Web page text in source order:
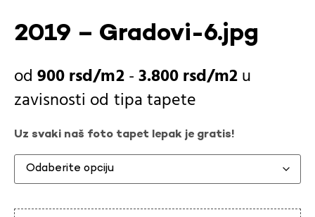
2019 – Gradovi-6.jpg
900rsd -3.800rsd
u
zavisnosti od tipa tapete
Uz svaki naš foto tapet lepak je gratis!